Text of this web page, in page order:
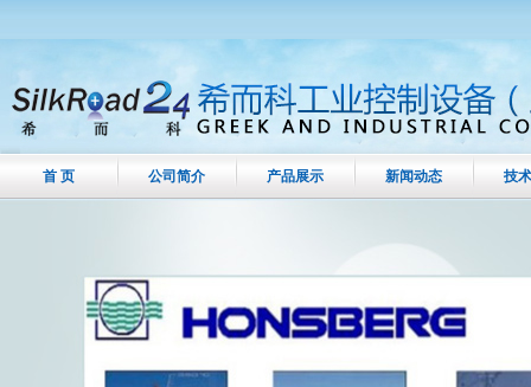
首 页 公司简介 产品展示 新闻动态 技